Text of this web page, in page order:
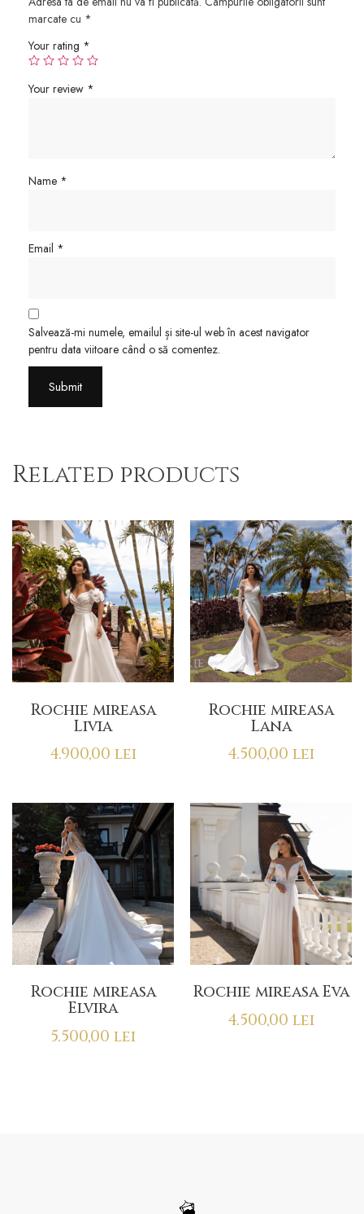
marcate cu *
Your rating *
Your review *
Name *
Email *
Salvează-mi numele, emailul și site-ul web în acest navigator
pentru data viitoare când o să comentez.
Related products
Rochie mireasa
Livia
4.900,00 lei
Rochie mireasa
Lana
4.500,00 lei
Rochie mireasa
Elvira
5.500,00 lei
Rochie mireasa Eva
4.500,00 lei